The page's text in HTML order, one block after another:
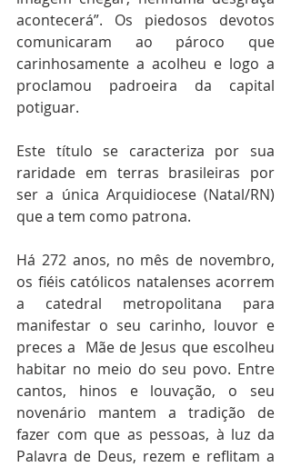
acontecerá”. Os piedosos devotos
comunicaram ao pároco que
carinhosamente a acolheu e logo a
proclamou padroeira da capital
potiguar.
Este título se caracteriza por sua
raridade em terras brasileiras por
ser a única Arquidiocese (Natal/RN)
que a tem como patrona.
Há 272 anos, no mês de novembro,
os fiéis católicos natalenses acorrem
a catedral metropolitana para
manifestar o seu carinho, louvor e
preces a  Mãe de Jesus que escolheu
habitar no meio do seu povo. Entre
cantos, hinos e louvação, o seu
novenário mantem a tradição de
fazer com que as pessoas, à luz da
Palavra de Deus, rezem e reflitam a